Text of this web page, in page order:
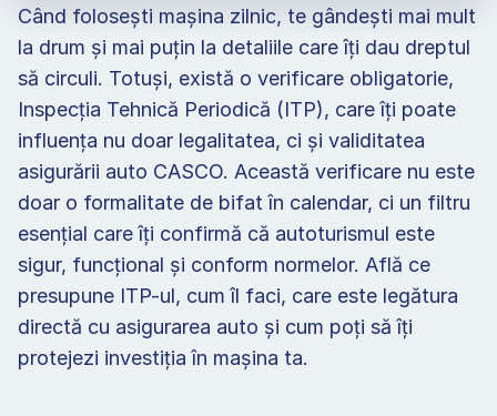
Când folosești mașina zilnic, te gândești mai mult
la drum și mai puțin la detaliile care îți dau dreptul
să circuli. Totuși, există o verificare obligatorie,
Inspecția Tehnică Periodică (ITP), care îți poate
influența nu doar legalitatea, ci și validitatea
asigurării auto CASCO. Această verificare nu este
doar o formalitate de bifat în calendar, ci un filtru
esențial care îți confirmă că autoturismul este
sigur, funcțional și conform normelor. Află ce
presupune ITP-ul, cum îl faci, care este legătura
directă cu asigurarea auto și cum poți să îți
protejezi investiția în mașina ta.